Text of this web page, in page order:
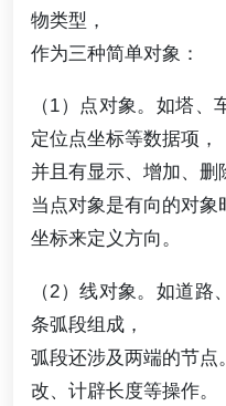
物类型，
作为三种简单对象：
（1）点对象。如塔、
定位点坐标等数据项，
并且有显示、增加、删
当点对象是有向的对
坐标来定义方向。
（2）线对象。如道
条弧段组成，
弧段还涉及两端的节
改、计辟长度等操作。